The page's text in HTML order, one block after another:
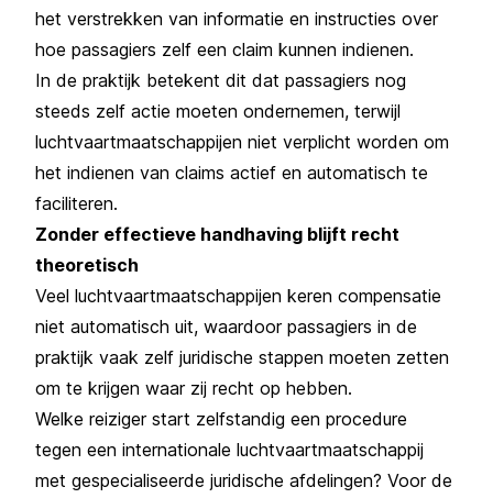
het verstrekken van informatie en instructies over
hoe passagiers zelf een claim kunnen indienen.
In de praktijk betekent dit dat passagiers nog
steeds zelf actie moeten ondernemen, terwijl
luchtvaartmaatschappijen niet verplicht worden om
het indienen van claims actief en automatisch te
faciliteren.
Zonder effectieve handhaving blijft recht
theoretisch
Veel luchtvaartmaatschappijen keren compensatie
niet automatisch uit, waardoor passagiers in de
praktijk vaak zelf juridische stappen moeten zetten
om te krijgen waar zij recht op hebben.
Welke reiziger start zelfstandig een procedure
tegen een internationale luchtvaartmaatschappij
met gespecialiseerde juridische afdelingen? Voor de